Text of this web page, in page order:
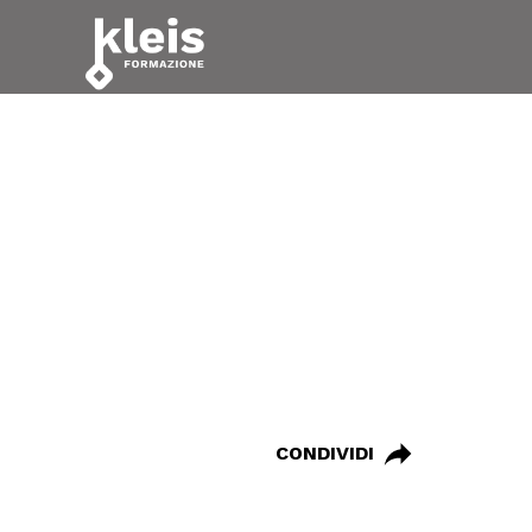
InstagramFacebook
TiktokYouTube
CONDIVIDI